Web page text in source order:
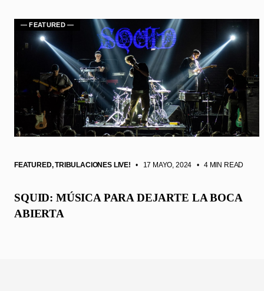
FEATURED,TRIBULACIONES LIVE! • 17 MAYO, 2024 • 4 MIN READ
SQUID: MÚSICA PARA DEJARTE LA BOCA
ABIERTA
— FEATURED —